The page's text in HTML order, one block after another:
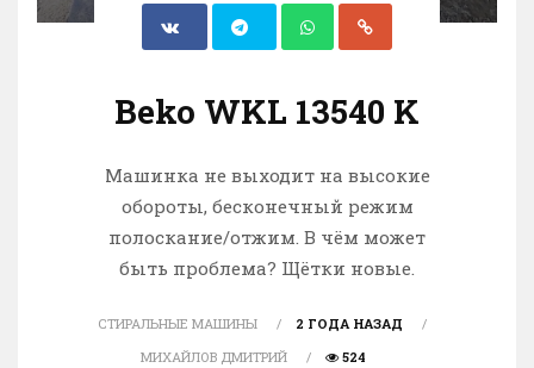
Beko WKL 13540 K
Машинка не выходит на высокие
обороты, бесконечный режим
полоскание/отжим. В чём может
быть проблема? Щётки новые.
СТИРАЛЬНЫЕ МАШИНЫ
2 ГОДА НАЗАД
МИХАЙЛОВ ДМИТРИЙ
524